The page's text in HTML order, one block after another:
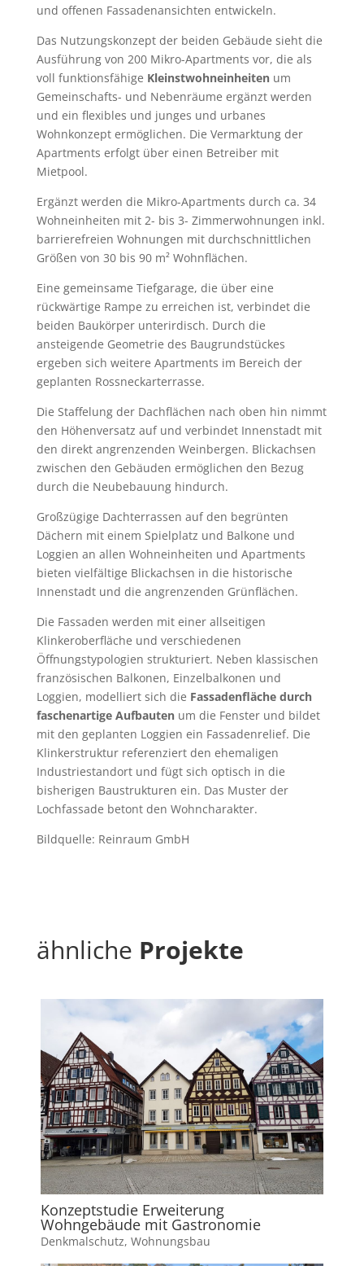
und offenen Fassadenansichten entwickeln.
Das Nutzungskonzept der beiden Gebäude sieht die
Ausführung von 200 Mikro-Apartments vor, die als
voll funktionsfähige Kleinstwohneinheitenum
Gemeinschafts- und Nebenräume ergänzt werden
und ein flexibles und junges und urbanes
Wohnkonzept ermöglichen. Die Vermarktung der
Apartments erfolgt über einen Betreiber mit
Mietpool.
Ergänzt werden die Mikro-Apartments durch ca. 34
Wohneinheiten mit 2- bis 3- Zimmerwohnungen inkl.
barrierefreien Wohnungen mit durchschnittlichen
Größen von 30 bis 90 m² Wohnflächen.
Eine gemeinsame Tiefgarage, die über eine
rückwärtige Rampe zu erreichen ist, verbindet die
beiden Baukörper unterirdisch. Durch die
ansteigende Geometrie des Baugrundstückes
ergeben sich weitere Apartments im Bereich der
geplanten Rossneckarterrasse.
Die Staffelung der Dachflächen nach oben hin nimmt
den Höhenversatz auf und verbindet Innenstadt mit
den direkt angrenzenden Weinbergen. Blickachsen
zwischen den Gebäuden ermöglichen den Bezug
durch die Neubebauung hindurch.
Großzügige Dachterrassen auf den begrünten
Dächern mit einem Spielplatz und Balkone und
Loggien an allen Wohneinheiten und Apartments
bieten vielfältige Blickachsen in die historische
Innenstadt und die angrenzenden Grünflächen.
Die Fassaden werden mit einer allseitigen
Klinkeroberfläche und verschiedenen
Öffnungstypologien strukturiert. Neben klassischen
französischen Balkonen, Einzelbalkonen und
Loggien, modelliert sich die Fassadenfläche durch
faschenartige Aufbautenum die Fenster und bildet
mit den geplanten Loggien ein Fassadenrelief. Die
Klinkerstruktur referenziert den ehemaligen
Industriestandort und fügt sich optisch in die
bisherigen Baustrukturen ein. Das Muster der
Lochfassade betont den Wohncharakter.
Bildquelle: Reinraum GmbH
ähnliche Projekte
Konzeptstudie Erweiterung
Wohngebäude mit Gastronomie
Denkmalschutz, Wohnungsbau